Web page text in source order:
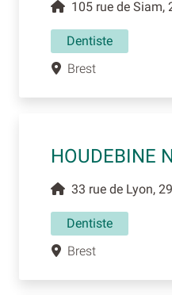
105 rue de Siam,
Dentiste
Brest
HOUDEBINE
33 rue de Lyon,
Dentiste
Brest